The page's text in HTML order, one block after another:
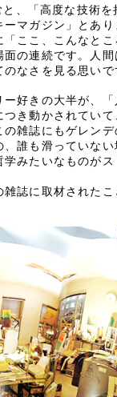
、「高度な技術
マガジン」とあり
ここ、こんなと
の連続です。人
なさを見る思いで
好きの大半が、
つき動かされてい
雑誌にもゲレンデ
、誰も滑っていな
みたいなものが
誌に取材されたこ